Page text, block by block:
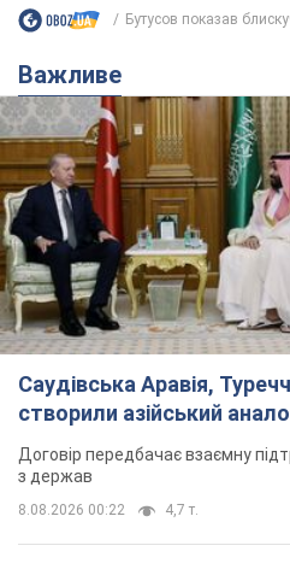
Бутусов показав
Важливе
Саудівська Аравія,
створили азійський
Договір передбачає взаємну
з держав
8.08.2026 00:22 4,7 т.